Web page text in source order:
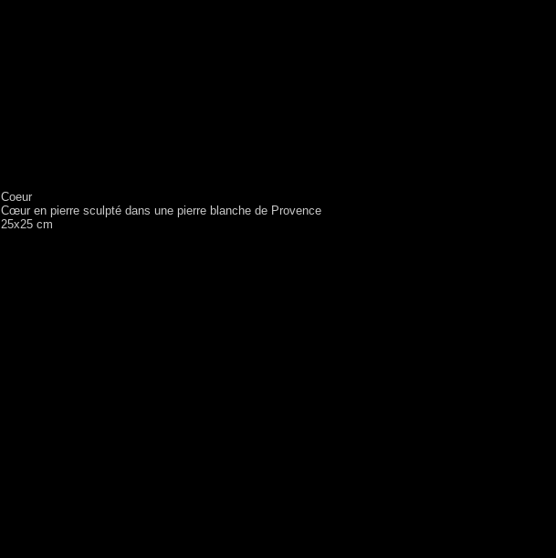
Coeur
Cœur en pierre sculpté dans une pierre blanche de Provence
25x25 cm